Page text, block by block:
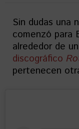
Sin dudas una
comenzó para
alrededor de
discográfico
pertenecen